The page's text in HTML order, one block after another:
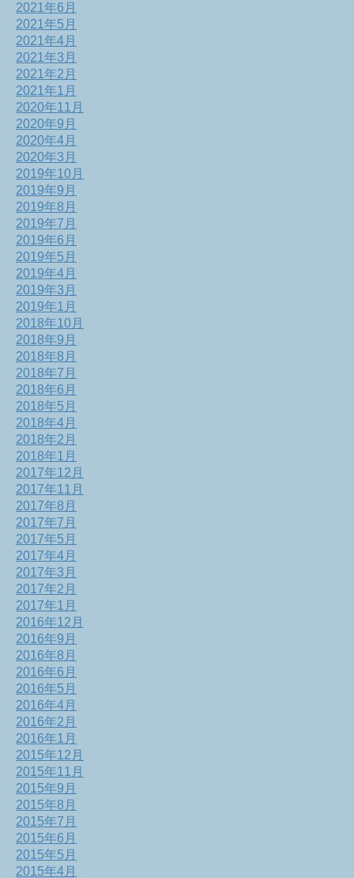
2021年6月
2021年5月
2021年4月
2021年3月
2021年2月
2021年1月
2020年11月
2020年9月
2020年4月
2020年3月
2019年10月
2019年9月
2019年8月
2019年7月
2019年6月
2019年5月
2019年4月
2019年3月
2019年1月
2018年10月
2018年9月
2018年8月
2018年7月
2018年6月
2018年5月
2018年4月
2018年2月
2018年1月
2017年12月
2017年11月
2017年8月
2017年7月
2017年5月
2017年4月
2017年3月
2017年2月
2017年1月
2016年12月
2016年9月
2016年8月
2016年6月
2016年5月
2016年4月
2016年2月
2016年1月
2015年12月
2015年11月
2015年9月
2015年8月
2015年7月
2015年6月
2015年5月
2015年4月